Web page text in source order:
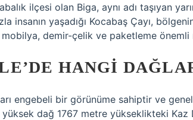
ilçesi olan Biga, aynı adı taşıyan
insanın yaşadığı Kocabaş Çayı,
mobilya, demir-çelik ve paketleme önemli
HANGI
engebeli bir görünüme sahiptir ve
dağ 1767 metre yükseklikteki Kaz